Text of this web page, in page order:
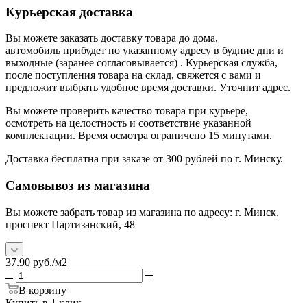
Курьерская доставка
Вы можете заказать доставку товара до дома,
автомобиль прибудет по указанному адресу в будние дни и
выходные (заранее согласовывается) . Курьерская служба,
после поступления товара на склад, свяжется с вами и
предложит выбрать удобное время доставки. Уточнит адрес.
Вы можете проверить качество товара при курьере,
осмотреть на целостность и соответствие указанной
комплектации. Время осмотра ограничено 15 минутами.
Доставка бесплатна при заказе от 300 рублей по г. Минску.
Самовывоз из магазина
Вы можете забрать товар из магазина по адресу: г. Минск,
проспект Партизанский, 48
37.90 руб./м2
В корзину